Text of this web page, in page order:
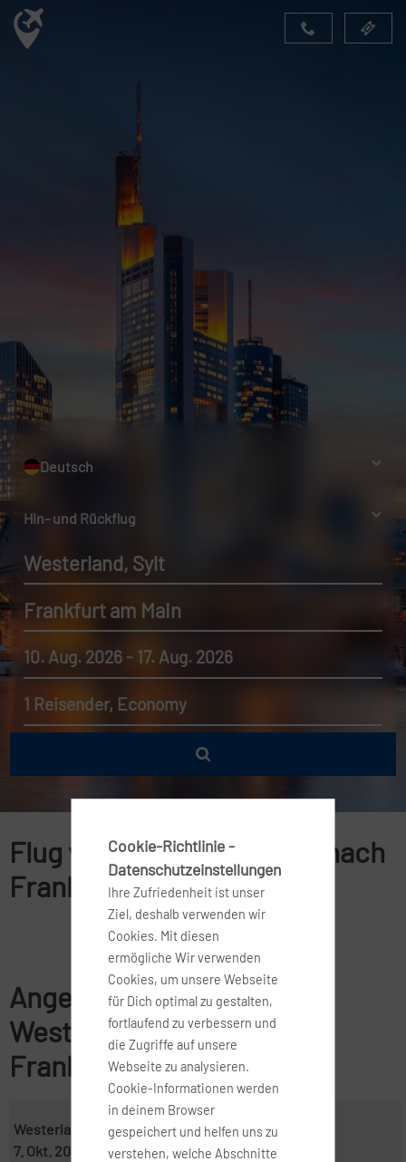
Deutsch
Hin- und Rückflug
Westerland, Sylt
Frankfurt am Main
10. Aug. 2026 - 17. Aug. 2026
1 Reisender, Economy
Flug von Westerland, Sylt nach
Frankfurt am Main
Angebote für Flüge von
Westerland, Sylt nach
Frankfurt am Main
Westerland, Sylt ( GWT )-Frankfurt ( FRA )
7. Okt. 2026
14. Okt. 2026
Cookie-Richtlinie -
Datenschutzeinstellungen
Ihre Zufriedenheit ist unser
Ziel, deshalb verwenden wir
Cookies. Mit diesen
ermögliche Wir verwenden
Cookies, um unsere Webseite
für Dich optimal zu gestalten,
fortlaufend zu verbessern und
die Zugriffe auf unsere
Webseite zu analysieren.
Cookie-Informationen werden
in deinem Browser
gespeichert und helfen uns zu
verstehen, welche Abschnitte